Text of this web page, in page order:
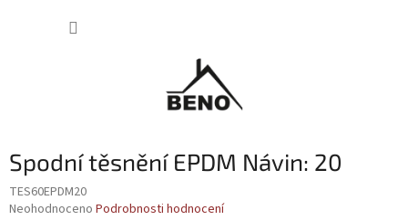
Spodní těsnění EPDM Návin: 20
TES60EPDM20
Průměrné
Neohodnoceno Podrobnosti hodnocení